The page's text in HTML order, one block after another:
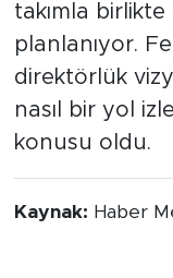
takımla birlikte
planlanıyor.
direktörlük
nasıl bir yol
konusu oldu.
Kaynak: Haber